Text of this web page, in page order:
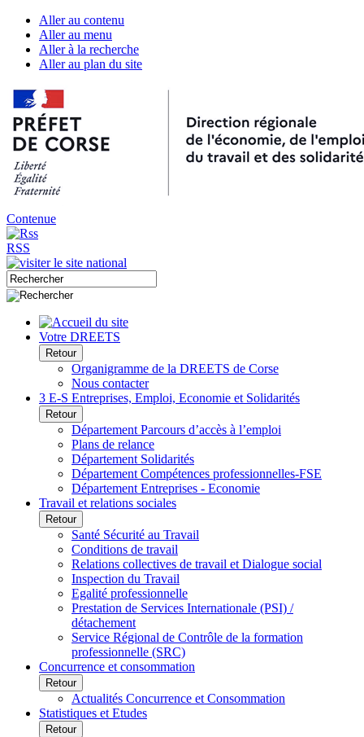
Aller au contenu
Aller au menu
Aller à la recherche
Aller au plan du site
Contenue
RSS
Votre DREETS
Retour
Organigramme de la DREETS de Corse
Nous contacter
3 E-S Entreprises, Emploi, Economie et Solidarités
Retour
Département Parcours d’accès à l’emploi
Plans de relance
Département Solidarités
Département Compétences professionnelles-FSE
Département Entreprises - Economie
Travail et relations sociales
Retour
Santé Sécurité au Travail
Conditions de travail
Relations collectives de travail et Dialogue social
Inspection du Travail
Egalité professionnelle
Prestation de Services Internationale (PSI) /
détachement
Service Régional de Contrôle de la formation
professionnelle (SRC)
Concurrence et consommation
Retour
Actualités Concurrence et Consommation
Statistiques et Etudes
Retour